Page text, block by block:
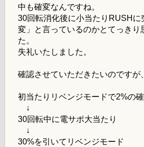
中も確変なんですね。
30回転消化後に小当たりRUSHに
変」と言っているのかとてっきり
た。
失礼いたしました。
確認させていただきたいのですが、
初当たりリベンジモードで2%の
↓
30回転中に電サポ大当たり
↓
30%を引いてリベンジモード